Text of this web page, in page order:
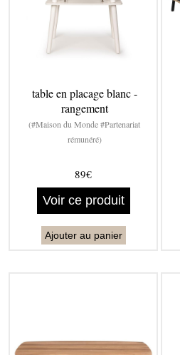
table en placage blanc -
rangement
(#Maison du Monde #Partenariat
rémunéré)
89€
Voir ce produit
Ajouter au panier